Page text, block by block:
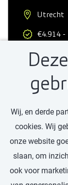
Wij, en derde
cookies. Wij
onze website
slaan, om
ook voor
Utrecht
€4.914 -
32 - 40
Bekijk